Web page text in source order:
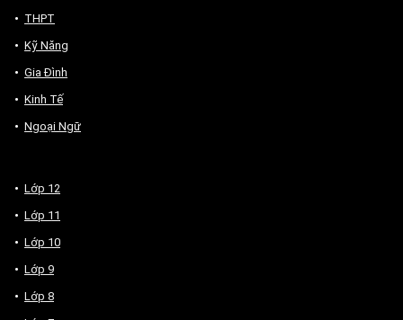
THPT
Kỹ Năng
Gia Đình
Kinh Tế
Ngoại Ngữ
Lớp 12
Lớp 11
Lớp 10
Lớp 9
Lớp 8